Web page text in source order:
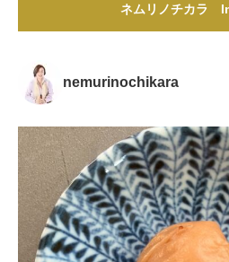
ネムリノチカラ
nemurinochikara